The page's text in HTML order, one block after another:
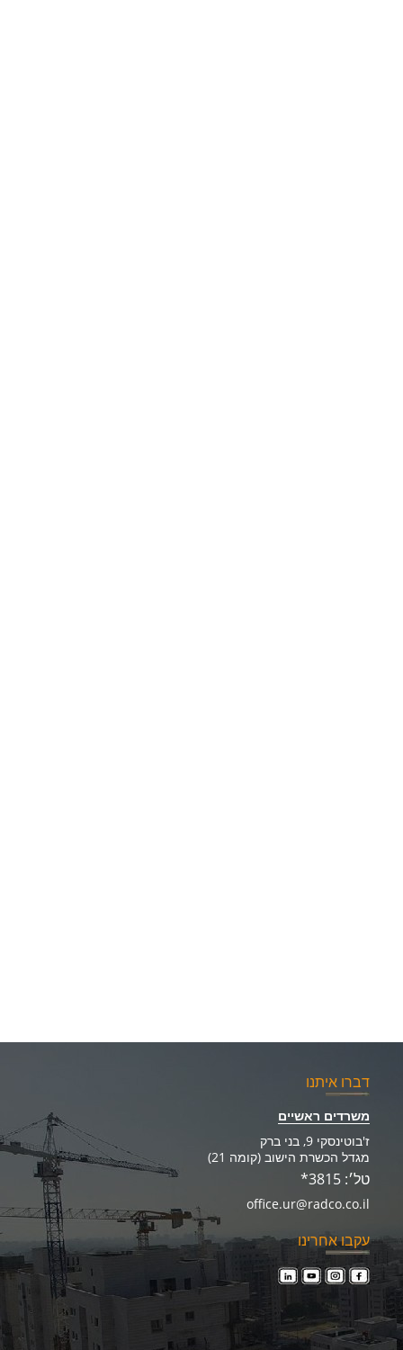
דברו איתנו
משרדים ראשיים
ז'בוטינסקי 9, בני ברק
מגדל הכשרת הישוב (קומה 21)
טל׳: 3815*
office.ur@radco.co.il
עקבו אחרינו